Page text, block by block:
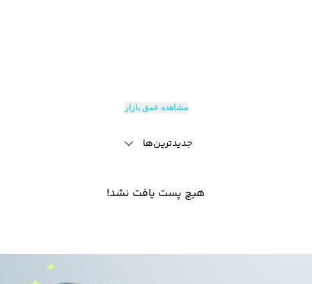
مشاهده عمق بازار
جدیدترین‌ها
هیچ پست یافت نشد!